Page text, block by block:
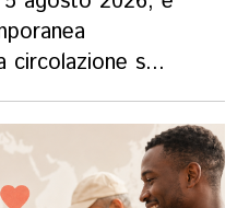
circolazione s...